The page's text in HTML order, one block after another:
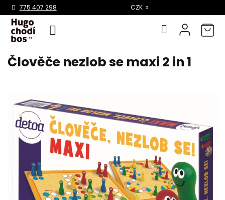
Přejít
775 407 298 CZK
Člověče nezlob se maxi 2 in 1